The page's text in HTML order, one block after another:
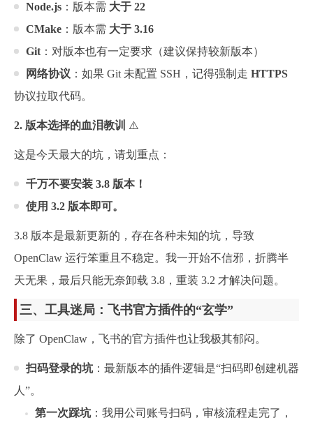
Node.js ：版本需 大于 22
CMake ：版本需 大于 3.16
Git ：对版本也有一定要求（建议保持较新版本）
网络协议 ：如果 Git 未配置 SSH，记得强制走 HTTPS
协议拉取代码。
2. 版本选择的血泪教训 ⚠️
这是今天最大的坑，请划重点：
千万不要安装 3.8 版本！
使用 3.2 版本即可。
3.8 版本是最新更新的，存在各种未知的坑，导致
OpenClaw 运行笨重且不稳定。我一开始不信邪，折腾半
天无果，最后只能无奈卸载 3.8，重装 3.2 才解决问题。
三、工具迷局：飞书官方插件的“玄学”
除了 OpenClaw，飞书的官方插件也让我极其郁闷。
扫码登录的坑：最新版本的插件逻辑是“扫码即创建机器
人”。
第一次踩坑：我用公司账号扫码，审核流程走完了，